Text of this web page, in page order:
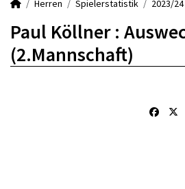
Herren Spielerstatistik 2023/24
Paul Köllner :
(2.Mannschaft)